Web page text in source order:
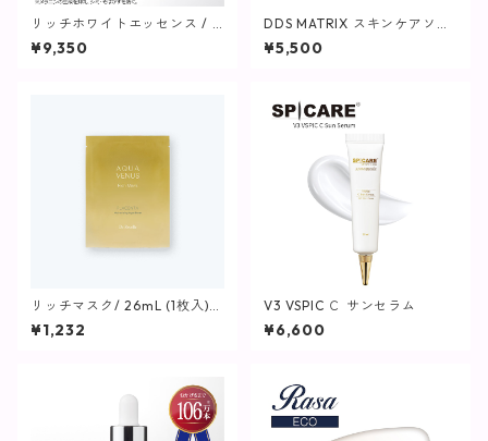
リッチホワイトエッセンス / 3
0mL【美容液】
¥9,350
DDS MATRIX スキンケアソー
プ/容量80g
¥5,500
リッチマスク/ 26mL (1枚入)
【マスク】
¥1,232
V3 VSPIC Ｃ サンセラム
¥6,600